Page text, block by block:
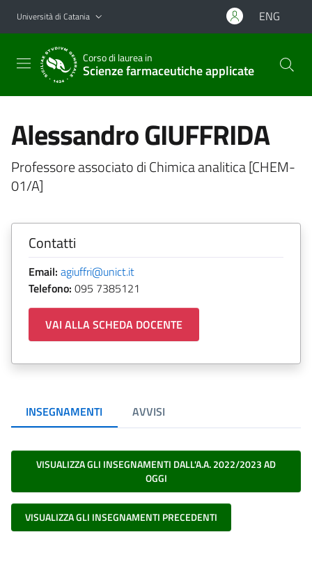
Vai al contenuto principale
Vai al menu di navigazione
Università di Catania ENG
Corso di laurea in
Scienze farmaceutiche applicate
Alessandro GIUFFRIDA
Professore associato di Chimica analitica [CHEM-
01/A]
Contatti
Email: agiuffri@unict.it
Telefono: 095 7385121
VAI ALLA SCHEDA DOCENTE
INSEGNAMENTI AVVISI
VISUALIZZA GLI INSEGNAMENTI DALL'A.A. 2022/2023 AD
OGGI
VISUALIZZA GLI INSEGNAMENTI PRECEDENTI